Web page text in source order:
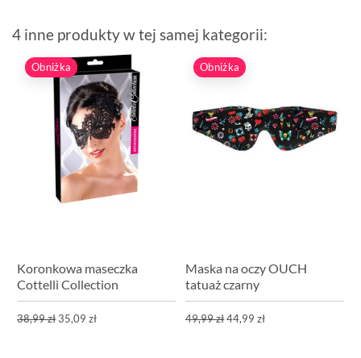
4 inne produkty w tej samej kategorii:
Obniżka
Koronkowa maseczka
Cottelli Collection
38,99 zł35,09 zł
Obniżka
Maska na oczy OUCH
tatuaż czarny
49,99 zł44,99 zł